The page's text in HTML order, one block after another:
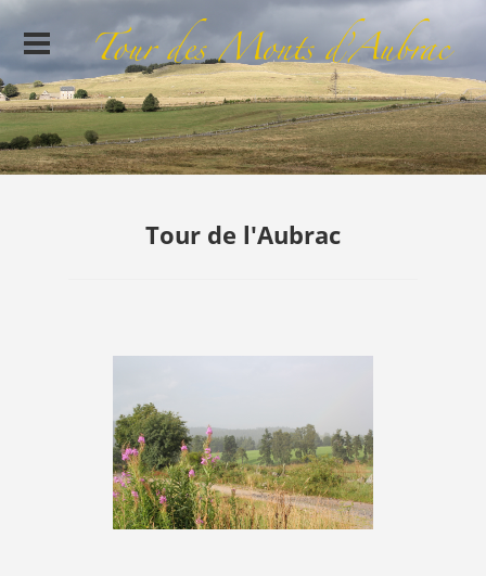
Tour de l'Aubrac